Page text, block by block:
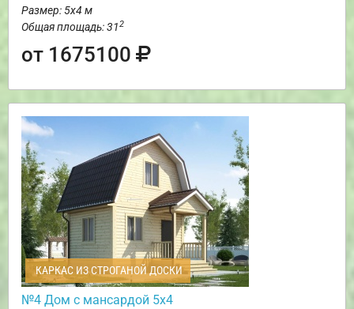
Размер: 5х4 м
Общая площадь: 312
от 1675100
КАРКАС ИЗ СТРОГАНОЙ ДОСКИ
№4 Дом с мансардой 5х4